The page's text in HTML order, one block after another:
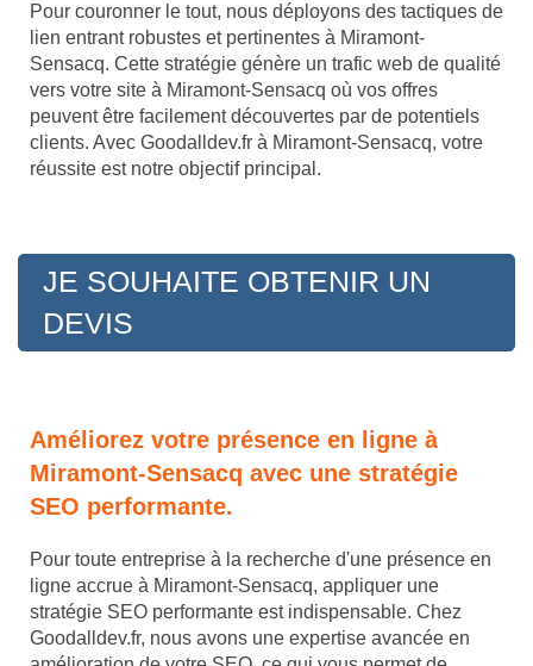
Pour couronner le tout, nous déployons des tactiques de
lien entrant robustes et pertinentes à Miramont-
Sensacq. Cette stratégie génère un trafic web de qualité
vers votre site à Miramont-Sensacq où vos offres
peuvent être facilement découvertes par de potentiels
clients. Avec Goodalldev.fr à Miramont-Sensacq, votre
réussite est notre objectif principal.
JE SOUHAITE OBTENIR UN
DEVIS
Améliorez votre présence en ligne à
Miramont-Sensacq avec une stratégie
SEO performante.
Pour toute entreprise à la recherche d'une présence en
ligne accrue à Miramont-Sensacq, appliquer une
stratégie SEO performante est indispensable. Chez
Goodalldev.fr, nous avons une expertise avancée en